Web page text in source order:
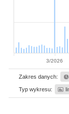
3/2026
Zakres danych:
Typ wykresu: